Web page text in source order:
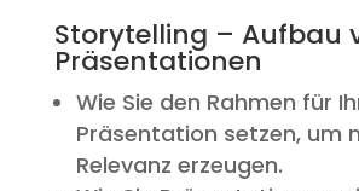
Storytelling – Aufbau
Präsentationen
Wie Sie den Rahmen für
Präsentation setzen, um
Relevanz erzeugen.